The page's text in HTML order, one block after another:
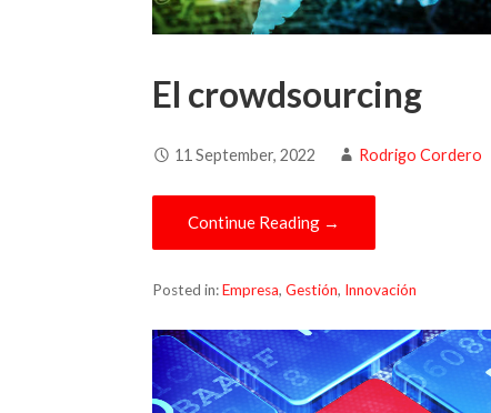
El crowdsourcing
11 September, 2022 Rodrigo Cordero
Continue Reading →
Posted in:Empresa,Gestión, Innovación